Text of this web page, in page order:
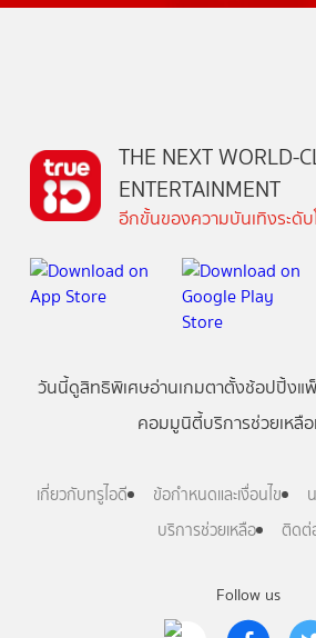
Follow us
THE NEXT WORLD-
ENTERTAINMENT
อีกขั้นของความบันเทิงระดั
วันนี้ดูสิทธิพิเศษอ่านเกมตาตั้งช้อปปิ้งแ
คอมมูนิตี้บริการช่วยเหลื
เกี่ยวกับทรูไอดี ข้อกำหนดและเงื่อนไข
บริการช่วยเหลือ
ติดต่